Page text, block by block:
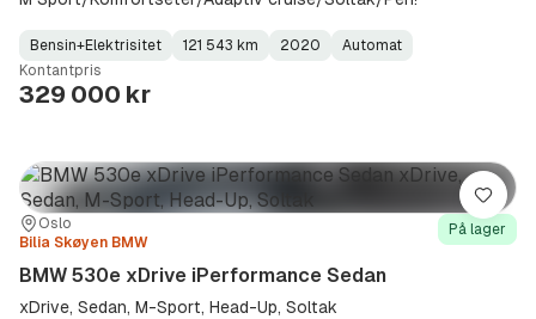
Fuel
Type:
Bensin+Elektrisitet
Kilometerstand: 121 543 km
Model
Year:
2020
Gearbox
Type:
Automat
Kontantpris
329 000 kr
Sted:
Oslo
Forhandler:
Bilia Skøyen BMW
På lager
BMW 530e xDrive iPerformance Sedan
xDrive, Sedan, M-Sport, Head-Up, Soltak
Lagre